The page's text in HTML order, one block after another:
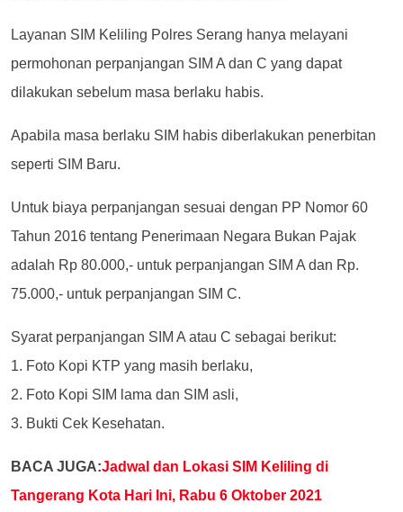
Layanan SIM Keliling Polres Serang hanya melayani
permohonan perpanjangan SIM A dan C yang dapat
dilakukan sebelum masa berlaku habis.
Apabila masa berlaku SIM habis diberlakukan penerbitan
seperti SIM Baru.
Untuk biaya perpanjangan sesuai dengan PP Nomor 60
Tahun 2016 tentang Penerimaan Negara Bukan Pajak
adalah Rp 80.000,- untuk perpanjangan SIM A dan Rp.
75.000,- untuk perpanjangan SIM C.
Syarat perpanjangan SIM A atau C sebagai berikut:
1. Foto Kopi KTP yang masih berlaku,
2. Foto Kopi SIM lama dan SIM asli,
3. Bukti Cek Kesehatan.
BACA JUGA:Jadwal dan Lokasi SIM Keliling di
Tangerang Kota Hari Ini, Rabu 6 Oktober 2021